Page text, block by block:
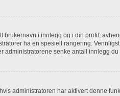
i innlegg og i din profil,
ha en spesiell rangering.
senke antall innlegg du
administratoren har aktivert denne